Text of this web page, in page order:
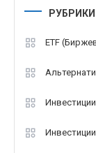
РУБРИКИ
ETF